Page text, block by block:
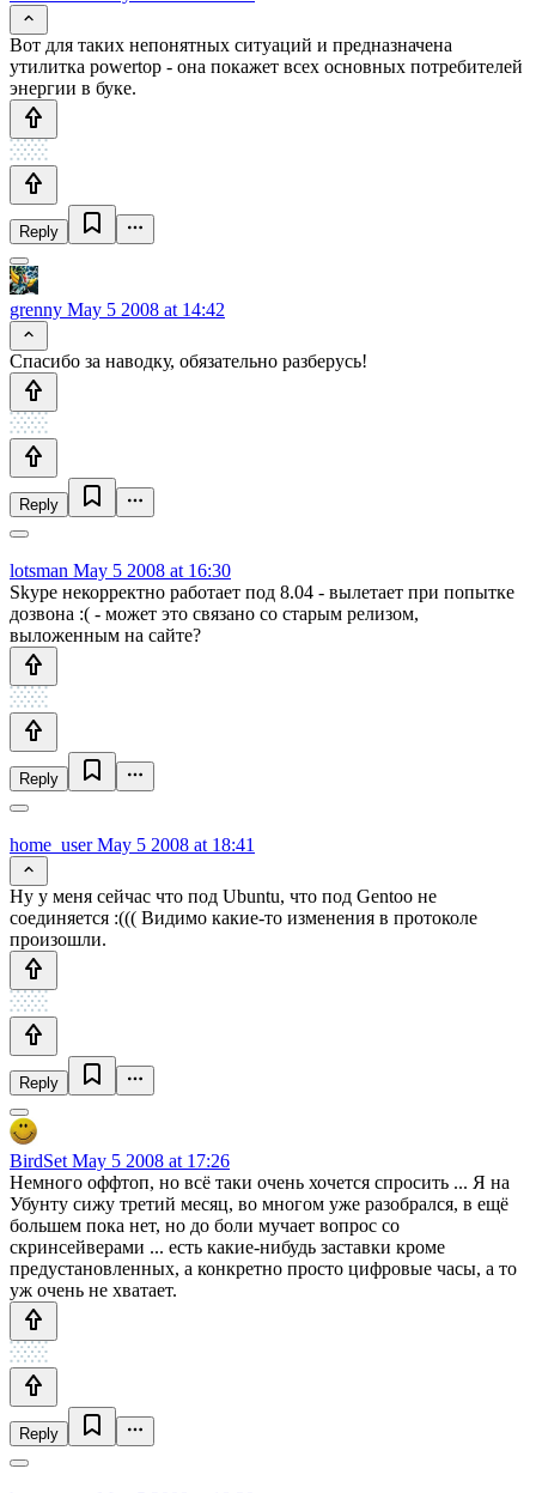
Вот для таких непонятных ситуаций и предназначена
утилитка powertop - она покажет всех основных потребителей
энергии в буке.
Reply
grenny May 5 2008 at 14:42
Спасибо за наводку, обязательно разберусь!
Reply
lotsman May 5 2008 at 16:30
Skype некорректно работает под 8.04 - вылетает при попытке
дозвона :( - может это связано со старым релизом,
выложенным на сайте?
Reply
home_userMay 5 2008 at 18:41
Ну у меня сейчас что под Ubuntu, что под Gentoo не
соединяется :((( Видимо какие-то изменения в протоколе
произошли.
Reply
BirdSet May 5 2008 at 17:26
Немного оффтоп, но всё таки очень хочется спросить ... Я на
Убунту сижу третий месяц, во многом уже разобрался, в ещё
большем пока нет, но до боли мучает вопрос со
скринсейверами ... есть какие-нибудь заставки кроме
предустановленных, а конкретно просто цифровые часы, а то
уж очень не хватает.
Reply